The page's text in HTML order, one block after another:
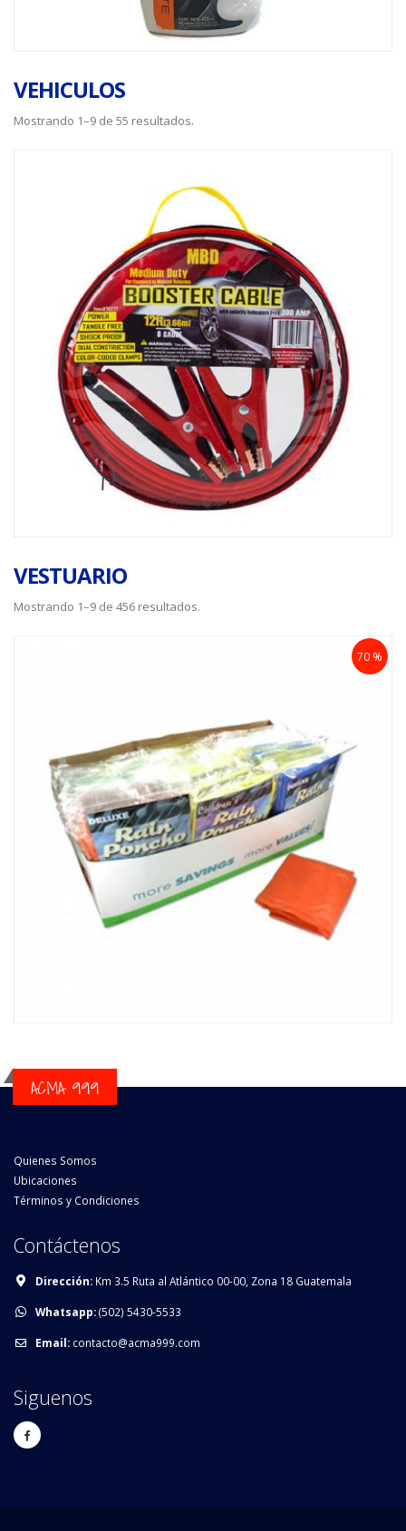
VEHICULOS
Mostrando 1–9 de 55 resultados.
VESTUARIO
Mostrando 1–9 de 456 resultados.
70 %
ACMA 999
Quienes Somos
Ubicaciones
Términos y Condiciones
Contáctenos
Dirección: Km 3.5 Ruta al Atlántico 00-00, Zona 18 Guatemala
Whatsapp:(502) 5430-5533
Email: contacto@acma999.com
Siguenos